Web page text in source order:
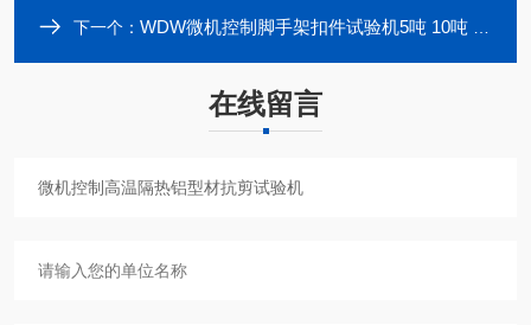
下一个： WDW微机控制脚手架扣件试验机5吨 10吨 20吨
在线留言